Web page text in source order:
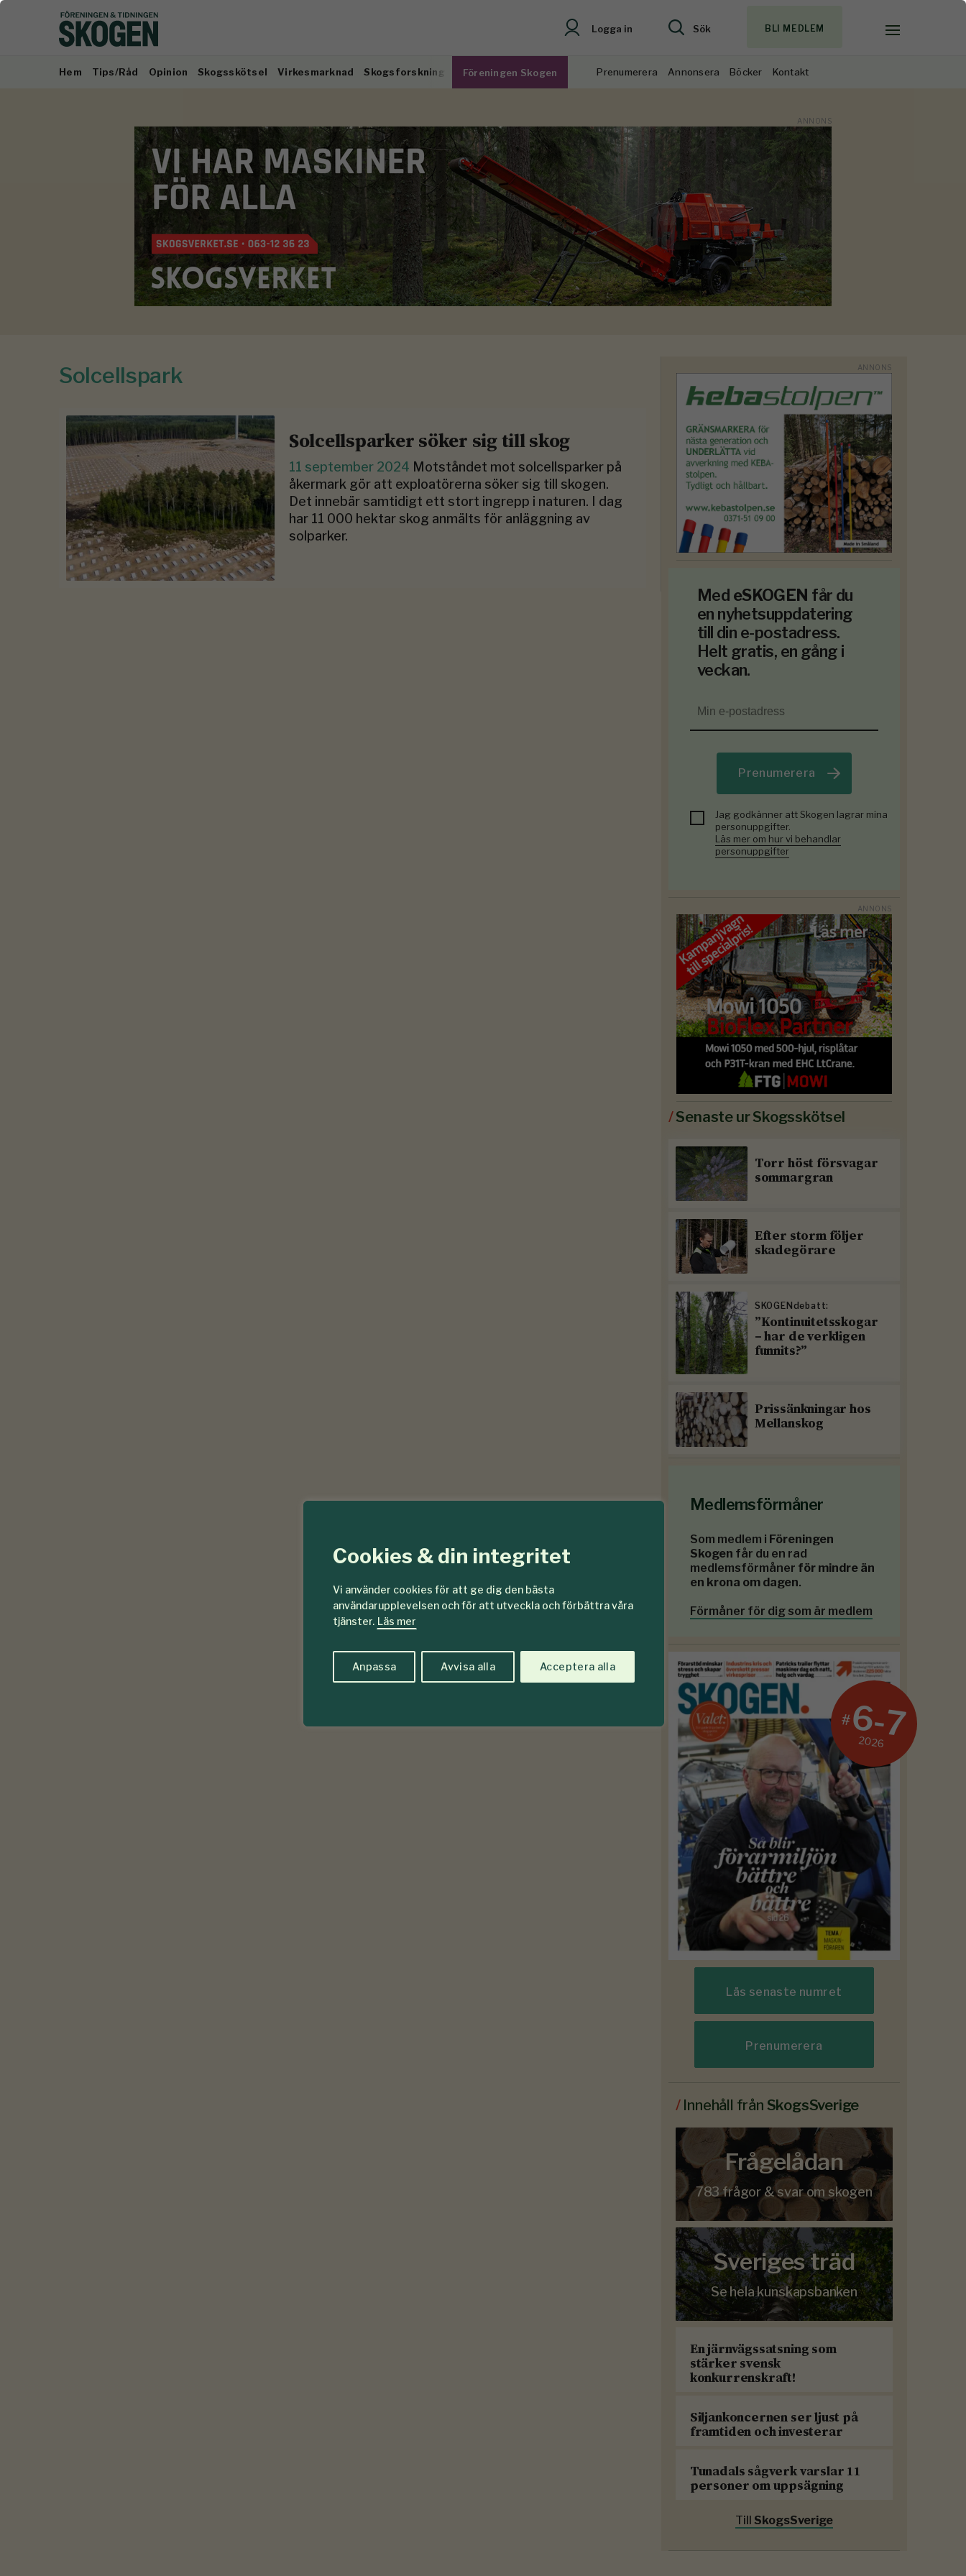
Cookies & din integritet
Vi använder cookies för att ge dig den bästa
användarupplevelsen och för att utveckla och förbättra våra
tjänster. Läs mer
Anpassa Avvisa alla Acceptera alla
Logga in Sök BLI MEDLEM
Hem Tips/Råd Opinion Skogsskötsel Virkesmarknad Skogsforskning Föreningen Skogen Prenumerera Annonsera Böcker Kontakt
Solcellspark
Solcellsparker söker sig till skog
11 september 2024 Motståndet mot solcellsparker på
åkermark gör att exploatörerna söker sig till skogen.
Det innebär samtidigt ett stort ingrepp i naturen. I dag
har 11 000 hektar skog anmälts för anläggning av
solparker.
Med eSKOGEN får du
en nyhetsuppdatering
till din e-postadress.
Helt gratis, en gång i
veckan.
Prenumerera
Jag godkänner att Skogen lagrar mina
personuppgifter.
Läs mer om hur vi behandlar
personuppgifter
/Senaste ur Skogsskötsel
Torr höst försvagar
sommargran
Efter storm följer
skadegörare
SKOGENdebatt:
”Kontinuitetsskogar
– har de verkligen
funnits?”
Prissänkningar hos
Mellanskog
Medlemsförmåner
Som medlem i Föreningen
Skogen får du en rad
medlemsförmåner för mindre än
en krona om dagen.
Förmåner för dig som är medlem
#6-7
2026
Läs senaste numret
Prenumerera
/ Innehåll från SkogsSverige
Frågelådan
783 frågor & svar om skogen
Sveriges träd
Se hela kunskapsbanken
En järnvägssatsning som
stärker svensk
konkurrenskraft!
Siljankoncernen ser ljust på
framtiden och investerar
Tunadals sågverk varslar 11
personer om uppsägning
Till SkogsSverige